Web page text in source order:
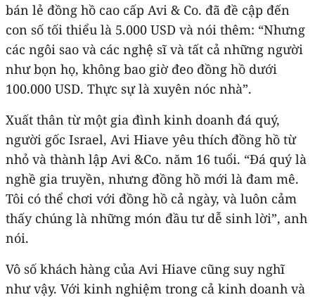
bán lẻ đồng hồ cao cấp Avi & Co. đã đề cập đến
con số tối thiểu là 5.000 USD và nói thêm: “Nhưng
các ngôi sao và các nghệ sĩ và tất cả những người
như bọn họ, không bao giờ đeo đồng hồ dưới
100.000 USD. Thực sự là xuyên nóc nhà”.
Xuất thân từ một gia đình kinh doanh đá quý,
người gốc Israel, Avi Hiave yêu thích đồng hồ từ
nhỏ và thành lập Avi &Co. năm 16 tuổi. “Đá quý là
nghề gia truyền, nhưng đồng hồ mới là đam mê.
Tôi có thể chơi với đồng hồ cả ngày, và luôn cảm
thấy chúng là những món đầu tư dễ sinh lời”, anh
nói.
Vô số khách hàng của Avi Hiave cũng suy nghĩ
như vậy. Với kinh nghiệm trong cả kinh doanh và